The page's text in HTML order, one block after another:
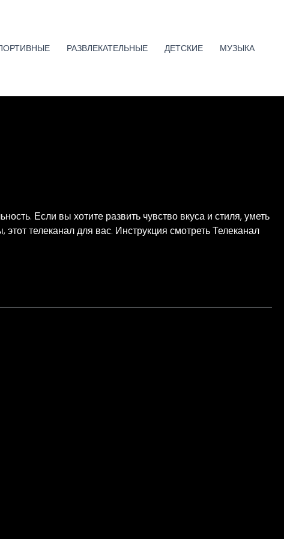
РАЗВЛЕКАТЕЛЬНЫЕ ДЕТСКИЕ МУЗЫКА
Если вы хотите развить чувство вкуса и стиля, уметь
телеканал для вас. Инструкция смотреть Телеканал